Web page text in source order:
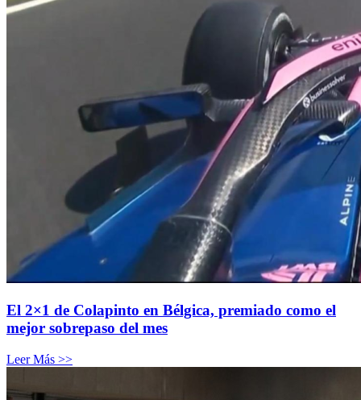
El 2×1 de Colapinto en Bélgica, premiado como el
mejor sobrepaso del mes
Leer Más >>